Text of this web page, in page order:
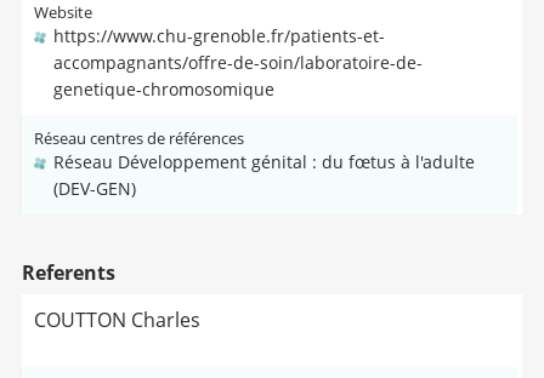
Website
https://www.chu-grenoble.fr/patients-et-
accompagnants/offre-de-soin/laboratoire-de-
genetique-chromosomique
Réseau centres de références
Réseau Développement génital : du fœtus à l'adulte
(DEV-GEN)
Referents
COUTTON Charles